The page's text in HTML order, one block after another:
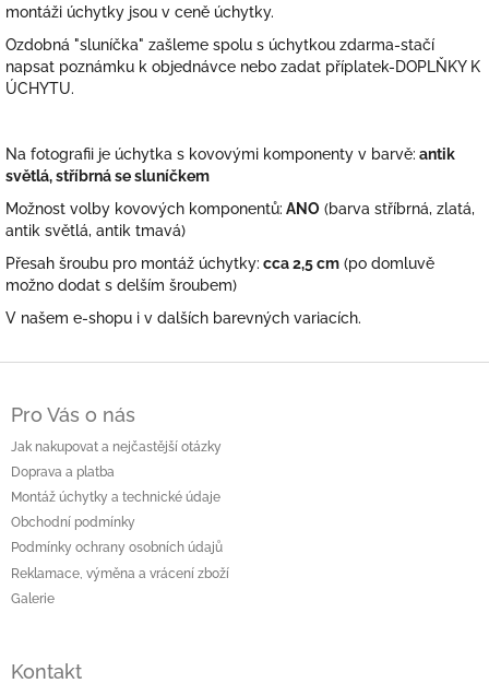
montáži úchytky jsou v ceně úchytky.
Ozdobná "sluníčka" zašleme spolu s úchytkou zdarma-stačí
napsat poznámku k objednávce nebo zadat příplatek-DOPLŇKY K
ÚCHYTU.
Na fotografii je úchytka s kovovými komponenty v barvě: antik
světlá, stříbrná se sluníčkem
Možnost volby kovových komponentů: ANO (barva stříbrná, zlatá,
antik světlá, antik tmavá)
Přesah šroubu pro montáž úchytky: cca 2,5 cm (po domluvě
možno dodat s delším šroubem)
V našem e-shopu i v dalších barevných variacích.
Pro Vás o nás
Jak nakupovat a nejčastější otázky
Doprava a platba
Montáž úchytky a technické údaje
Obchodní podmínky
Podmínky ochrany osobních údajů
Reklamace, výměna a vrácení zboží
Galerie
Kontakt